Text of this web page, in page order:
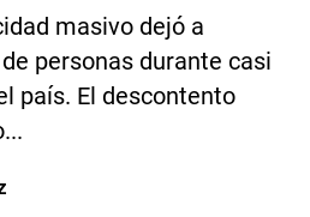
masivo dejó a
personas durante casi
país. El descontento